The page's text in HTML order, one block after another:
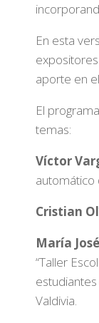
En esta
aporte en
El
temas:
Víctor
automático
Cristian
María
“Taller
Valdivia.